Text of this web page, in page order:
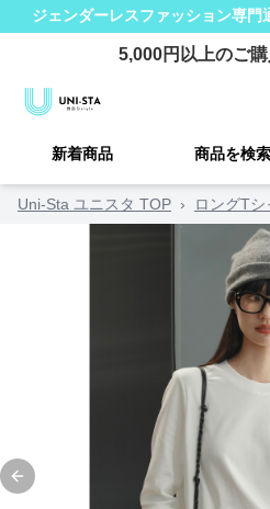
ジェンダーレスファッション専門
5,000円以上のご
新着商品 商品を検索
Uni-Sta ユニスタ TOP › ロングT
Previous slide